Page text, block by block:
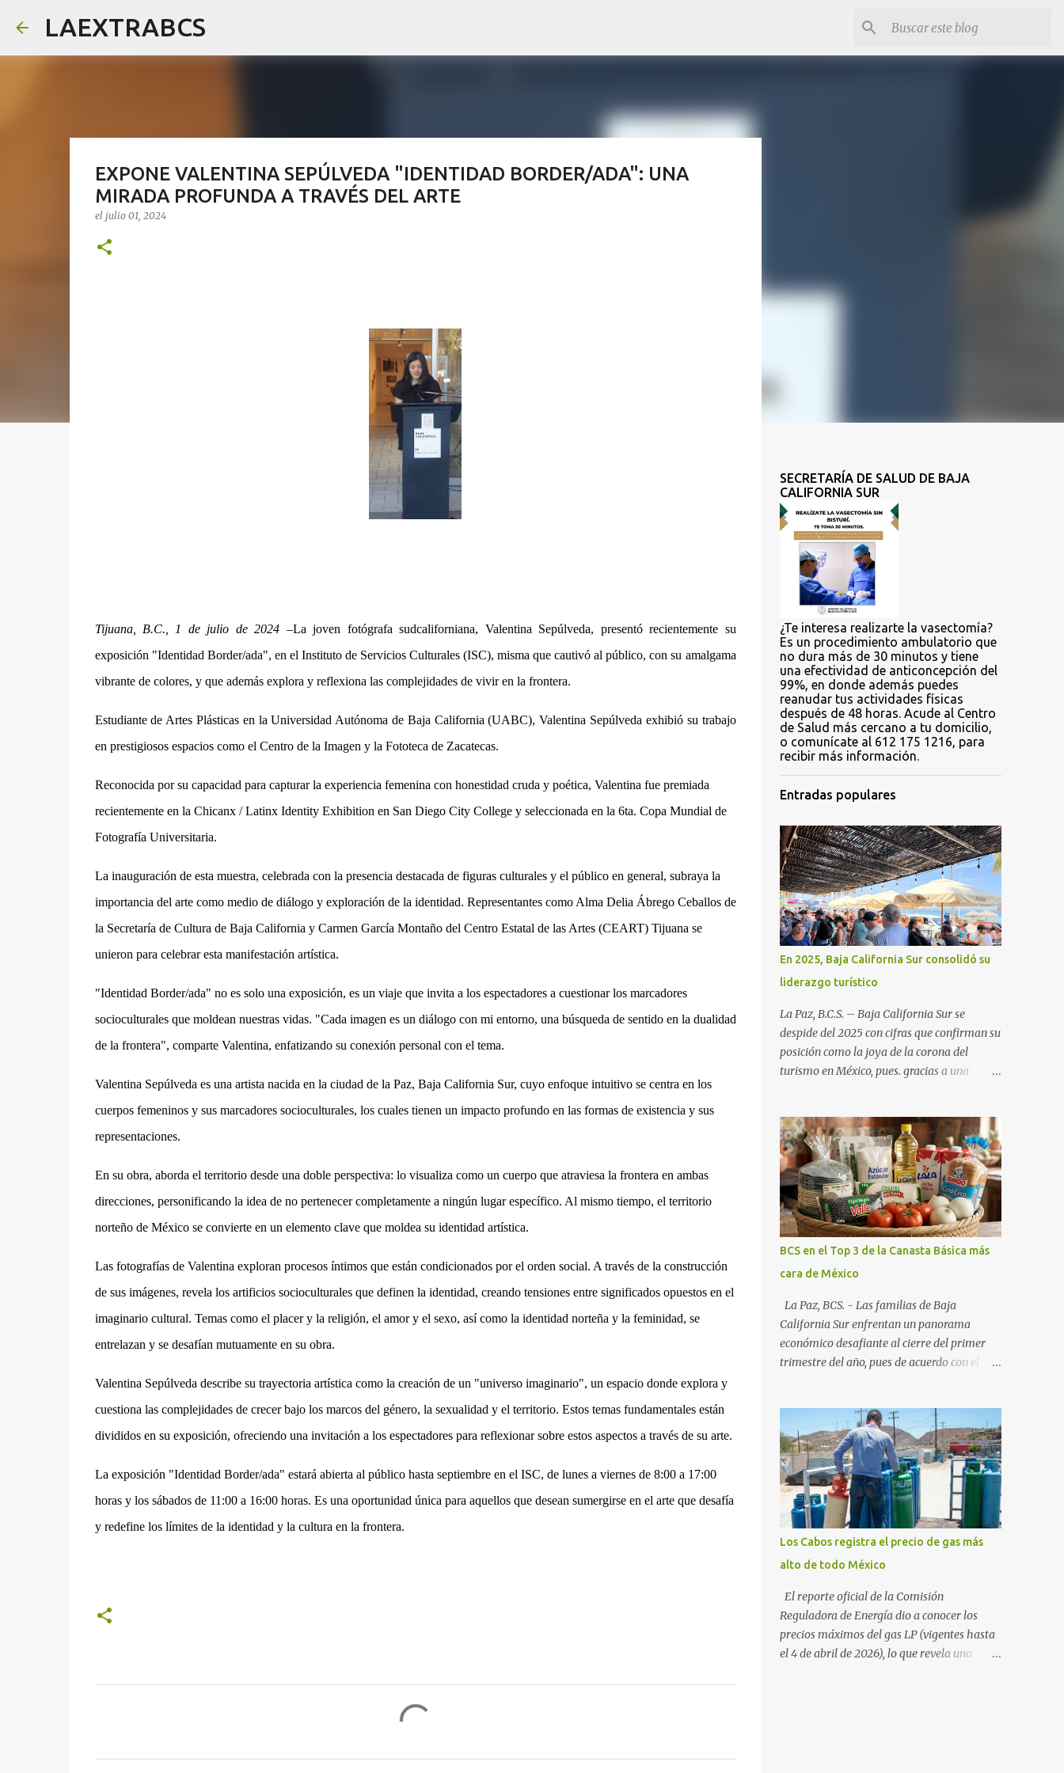
LAEXTRABCS
EXPONE VALENTINA SEPÚLVEDA "IDENTIDAD BORDER/ADA": UNA
MIRADA PROFUNDA A TRAVÉS DEL ARTE
el julio 01, 2024
Tijuana, B.C., 1 de julio de 2024 –La joven fotógrafa sudcaliforniana, Valentina Sepúlveda, presentó recientemente su
exposición "Identidad Border/ada", en el Instituto de Servicios Culturales (ISC), misma que cautivó al público, con su amalgama
vibrante de colores, y que además explora y reflexiona las complejidades de vivir en la frontera.
Estudiante de Artes Plásticas en la Universidad Autónoma de Baja California (UABC), Valentina Sepúlveda exhibió su trabajo
en prestigiosos espacios como el Centro de la Imagen y la Fototeca de Zacatecas.
Reconocida por su capacidad para capturar la experiencia femenina con honestidad cruda y poética, Valentina fue premiada
recientemente en la Chicanx / Latinx Identity Exhibition en San Diego City College y seleccionada en la 6ta. Copa Mundial de
Fotografía Universitaria.
La inauguración de esta muestra, celebrada con la presencia destacada de figuras culturales y el público en general, subraya la
importancia del arte como medio de diálogo y exploración de la identidad. Representantes como Alma Delia Ábrego Ceballos de
la Secretaría de Cultura de Baja California y Carmen García Montaño del Centro Estatal de las Artes (CEART) Tijuana se
unieron para celebrar esta manifestación artística.
"Identidad Border/ada" no es solo una exposición, es un viaje que invita a los espectadores a cuestionar los marcadores
socioculturales que moldean nuestras vidas. "Cada imagen es un diálogo con mi entorno, una búsqueda de sentido en la dualidad
de la frontera", comparte Valentina, enfatizando su conexión personal con el tema.
Valentina Sepúlveda es una artista nacida en la ciudad de la Paz, Baja California Sur, cuyo enfoque intuitivo se centra en los
cuerpos femeninos y sus marcadores socioculturales, los cuales tienen un impacto profundo en las formas de existencia y sus
representaciones.
En su obra, aborda el territorio desde una doble perspectiva: lo visualiza como un cuerpo que atraviesa la frontera en ambas
direcciones, personificando la idea de no pertenecer completamente a ningún lugar específico. Al mismo tiempo, el territorio
norteño de México se convierte en un elemento clave que moldea su identidad artística.
Las fotografías de Valentina exploran procesos íntimos que están condicionados por el orden social. A través de la construcción
de sus imágenes, revela los artificios socioculturales que definen la identidad, creando tensiones entre significados opuestos en el
imaginario cultural. Temas como el placer y la religión, el amor y el sexo, así como la identidad norteña y la feminidad, se
entrelazan y se desafían mutuamente en su obra.
Valentina Sepúlveda describe su trayectoria artística como la creación de un "universo imaginario", un espacio donde explora y
cuestiona las complejidades de crecer bajo los marcos del género, la sexualidad y el territorio. Estos temas fundamentales están
divididos en su exposición, ofreciendo una invitación a los espectadores para reflexionar sobre estos aspectos a través de su arte.
La exposición "Identidad Border/ada" estará abierta al público hasta septiembre en el ISC, de lunes a viernes de 8:00 a 17:00
horas y los sábados de 11:00 a 16:00 horas. Es una oportunidad única para aquellos que desean sumergirse en el arte que desafía
y redefine los límites de la identidad y la cultura en la frontera.
SECRETARÍA DE SALUD DE BAJA
CALIFORNIA SUR
¿Te interesa realizarte la vasectomía?
Es un procedimiento ambulatorio que
no dura más de 30 minutos y tiene
una efectividad de anticoncepción del
99%, en donde además puedes
reanudar tus actividades físicas
después de 48 horas. Acude al Centro
de Salud más cercano a tu domicilio,
o comunícate al 612 175 1216, para
recibir más información.
Entradas populares
En 2025, Baja California Sur consolidó su
liderazgo turístico
La Paz, B.C.S. – Baja California Sur se
despide del 2025 con cifras que confirman su
posición como la joya de la corona del
turismo en México, pues. gracias a una
fideicomisos de promoción, la entidad
proyecta un cierre de año marcado por una
ocupación hotelera robusta, una
conectividad aérea en ascenso y una
derrama económica sin precedentes. Las
proyecciones para este periodo vacacional
son optimistas, con un promedio estatal que
supera el 70% . Sin embargo, la sorpresa del
año la ha dado el norte del estado. Comondú
encabeza las expectativas con un
impresionante 89% de ocupación,
impulsado por el interés creciente en el
turismo de naturaleza. Le siguen destinos
Nuevo). La Paz: 66%. Loreto: 58%. Mulegé:
54%. "Estamos viendo un fenómeno de
diversificación. Ya no solo vienen por el lujo
de Los Cabos, sino por la aut...
BCS en el Top 3 de la Canasta Básica más
cara de México
La Paz, BCS. - Las familias de Baja
California Sur enfrentan un panorama
económico desafiante al cierre del primer
trimestre del año, pues de acuerdo con el
sudcalifornia se consolidó como la tercera
entidad con el costo de vida más elevado en
cuanto a productos de primera necesidad a
nivel nacional. Los datos correspondientes al
cierre de marzo y la primera semana de
abril revelan que adquirir el paquete de los
24 productos esenciales alcanzó un precio de
942.50 pesos en la ciudad de La Paz . Este
monto fue detectado específicamente en el
establecimiento Bodega Aurrera ubicado en
el fraccionamiento Camino Real, superando
la barrera de los 910 pesos establecida como
meta por el gobierno federal en el Paquete
Los Cabos registra el precio de gas más
alto de todo México
El reporte oficial de la Comisión
Reguladora de Energía dio a conocer los
precios máximos del gas LP (vigentes hasta
el 4 de abril de 2026), lo que revela una